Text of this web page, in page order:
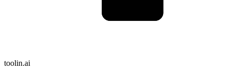
toolin.ai